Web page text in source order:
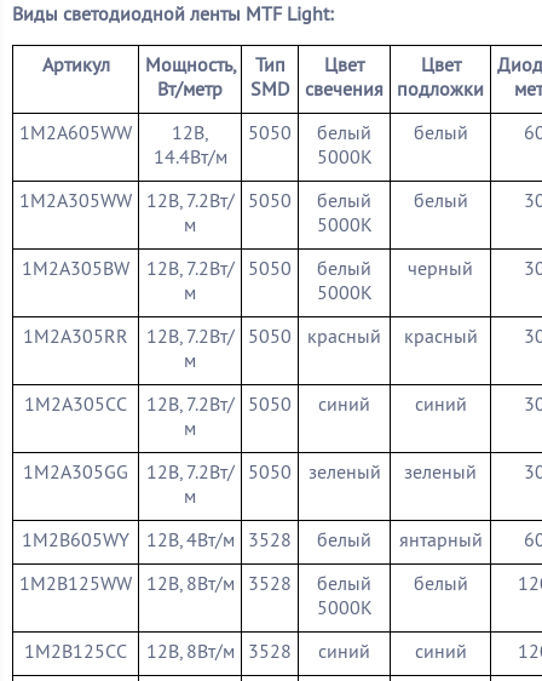
Виды светодиодной ленты MTF Light:
Артикул
Мощность,
Вт/метр
Тип
SMD
Цвет
свечения
Цвет
подложки
1M2A605WW
12В,
14.4Вт/м
5050
белый
5000К
белый
1M2A305WW
12В, 7.2Вт/
м
5050
белый
5000К
белый
1M2A305BW
12В, 7.2Вт/
м
5050
белый
5000К
черный
1M2A305RR
12В, 7.2Вт/
м
5050 красный красный
1M2A305CC
12В, 7.2Вт/
м
5050 синий синий
1M2A305GG
12В, 7.2Вт/
м
5050 зеленый зеленый
1M2B605WY 12В, 4Вт/м 3528 белый янтарный
1M2B125WW
12В, 8Вт/м 3528
белый
5000К
белый
1M2B125CC 12В, 8Вт/м 3528 синий синий